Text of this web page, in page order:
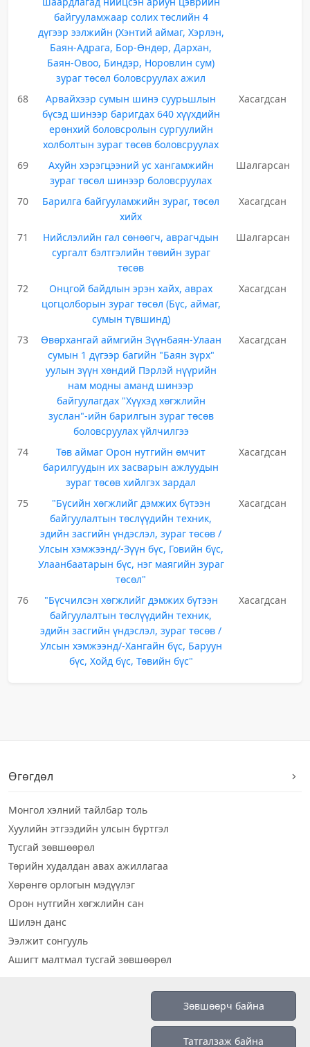
байгууламжаар солих төслийн 4
дүгээр ээлжийн (Хэнтий аймаг, Хэрлэн,
Баян-Адрага, Бор-Өндөр, Дархан,
Баян-Овоо, Биндэр, Норовлин сум)
зураг төсөл боловсруулах ажил
68
Арвайхээр сумын шинэ суурьшлын
бүсэд шинээр баригдах 640 хүүхдийн
ерөнхий боловсролын сургуулийн
холболтын зураг төсөв боловсруулах
Хасагдсан
69
Ахуйн хэрэгцээний ус хангамжийн
зураг төсөл шинээр боловсруулах
Шалгарсан
70
Барилга байгууламжийн зураг, төсөл
хийх
Хасагдсан
71
Нийслэлийн гал сөнөөгч, аврагчдын
сургалт бэлтгэлийн төвийн зураг
төсөв
Шалгарсан
72
Онцгой байдлын эрэн хайх, аврах
цогцолборын зураг төсөл (Бүс, аймаг,
сумын түвшинд)
Хасагдсан
73
Өвөрхангай аймгийн Зүүнбаян-Улаан
сумын 1 дүгээр багийн "Баян зүрх"
уулын зүүн хөндий Пэрлэй нүүрийн
нам модны аманд шинээр
байгуулагдах "Хүүхэд хөгжлийн
зуслан"-ийн барилгын зураг төсөв
боловсруулах үйлчилгээ
Хасагдсан
74
Төв аймаг Орон нутгийн өмчит
барилгуудын их засварын ажлуудын
зураг төсөв хийлгэх зардал
Хасагдсан
75
"Бүсийн хөгжлийг дэмжих бүтээн
байгуулалтын төслүүдийн техник,
эдийн засгийн үндэслэл, зураг төсөв /
Улсын хэмжээнд/-Зүүн бүс, Говийн бүс,
Улаанбаатарын бүс, нэг маягийн зураг
төсөл"
Хасагдсан
76
"Бүсчилсэн хөгжлийг дэмжих бүтээн
байгуулалтын төслүүдийн техник,
эдийн засгийн үндэслэл, зураг төсөв /
Улсын хэмжээнд/-Хангайн бүс, Баруун
бүс, Хойд бүс, Төвийн бүс"
Хасагдсан
Өгөгдөл
Монгол хэлний тайлбар толь
Хуулийн этгээдийн улсын бүртгэл
Тусгай зөвшөөрөл
Төрийн худалдан авах ажиллагаа
Хөрөнгө орлогын мэдүүлэг
Орон нутгийн хөгжлийн сан
Шилэн данс
Ээлжит сонгууль
Ашигт малтмал тусгай зөвшөөрөл
Зөвшөөрч байна
Татгалзаж байна